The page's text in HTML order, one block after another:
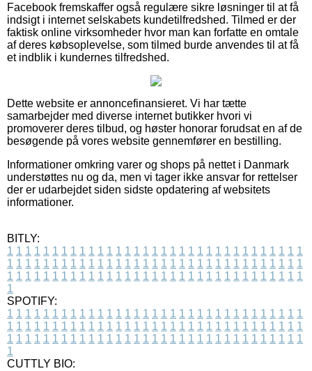
Facebook fremskaffer også regulære sikre løsninger til at få
indsigt i internet selskabets kundetilfredshed. Tilmed er der
faktisk online virksomheder hvor man kan forfatte en omtale
af deres købsoplevelse, som tilmed burde anvendes til at få
et indblik i kundernes tilfredshed.
Dette website er annoncefinansieret. Vi har tætte
samarbejder med diverse internet butikker hvori vi
promoverer deres tilbud, og høster honorar forudsat en af de
besøgende på vores website gennemfører en bestilling.
Informationer omkring varer og shops på nettet i Danmark
understøttes nu og da, men vi tager ikke ansvar for rettelser
der er udarbejdet siden sidste opdatering af websitets
informationer.
BITLY:
1 1 1 1 1 1 1 1 1 1 1 1 1 1 1 1 1 1 1 1 1 1 1 1 1 1 1 1 1 1 1 1 1
1 1 1 1 1 1 1 1 1 1 1 1 1 1 1 1 1 1 1 1 1 1 1 1 1 1 1 1 1 1 1 1 1
1 1 1 1 1 1 1 1 1 1 1 1 1 1 1 1 1 1 1 1 1 1 1 1 1 1 1 1 1 1 1 1 1
1
SPOTIFY:
1 1 1 1 1 1 1 1 1 1 1 1 1 1 1 1 1 1 1 1 1 1 1 1 1 1 1 1 1 1 1 1 1
1 1 1 1 1 1 1 1 1 1 1 1 1 1 1 1 1 1 1 1 1 1 1 1 1 1 1 1 1 1 1 1 1
1 1 1 1 1 1 1 1 1 1 1 1 1 1 1 1 1 1 1 1 1 1 1 1 1 1 1 1 1 1 1 1 1
1
CUTTLY BIO: